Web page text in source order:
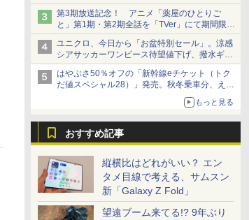
第3期放送記念！ アニメ「薬屋のひとりご
と」第1期・第2期全話を「TVer」にて期間限定
で順次無料配信開始
ユニクロ、今日から「お盆特別セール」。涼感
シアサッカーワンピース待望値下げ、撥水ギア
ショーツは1990円に
はやぶさ50％オフの「新幹線eチケット（トク
だ値スペシャル28）」発売。秋冬乗車分、えき
もっと見る
おすすめ記事
縦横比はどれがいい？ エン
タメ目線で考える、サムスン
新「Galaxy Z Fold」
望遠ブーム来てる!? 9年ぶり